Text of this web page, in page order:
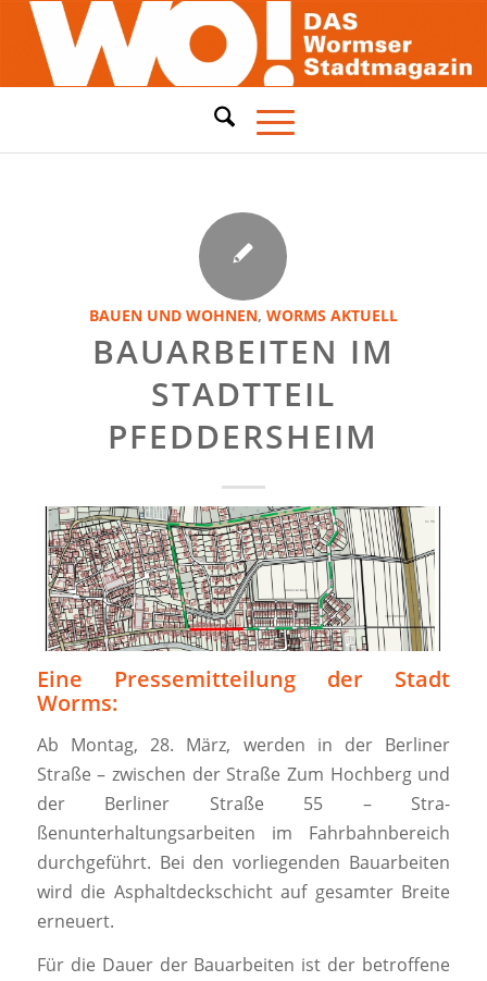
BAUEN UND WOHNEN, WORMS AKTUELL
BAUARBEITEN IM
STADTTEIL
PFEDDERSHEIM
Eine Pressemitteilung der Stadt
Worms:
Ab Montag, 28. März, werden in der Berliner
Straße – zwischen der Straße Zum Hochberg und
der Berliner Straße 55 – Stra-
ßenunterhaltungsarbeiten im Fahrbahnbereich
durchgeführt. Bei den vorliegenden Bauarbeiten
wird die Asphaltdeckschicht auf gesamter Breite
erneuert.
Für die Dauer der Bauarbeiten ist der betroffene